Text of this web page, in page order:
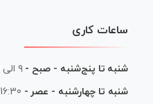
ساعات کاری
شنبه تا پنج‌شنبه - صبح - ۹ الی ۱۳
شنبه تا چهارشنبه - عصر - 16:30 الی 20